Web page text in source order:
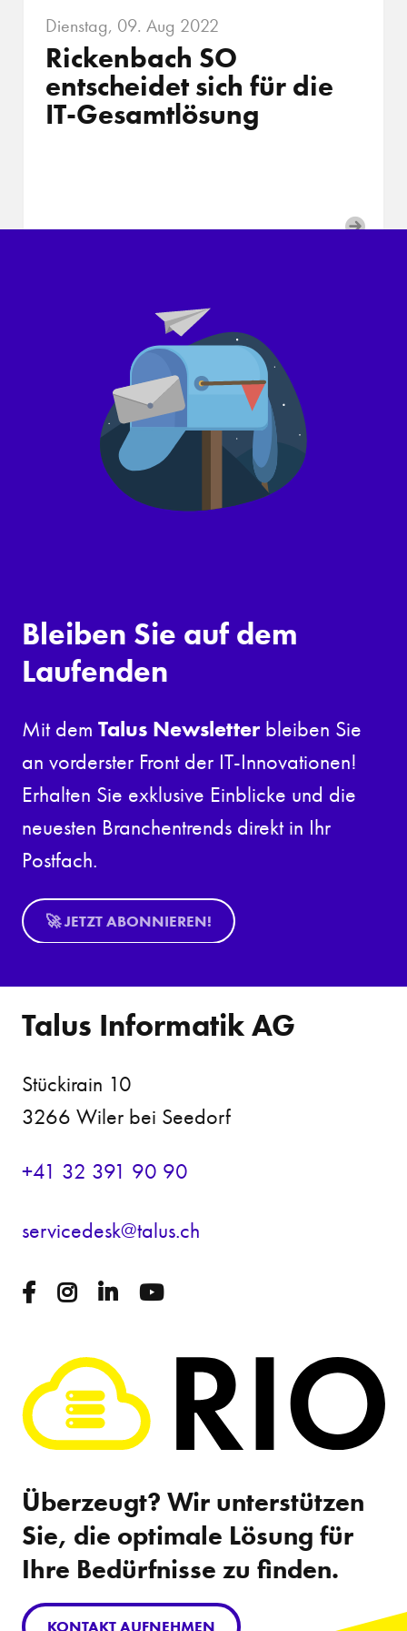
Dienstag, 09. Aug 2022
Rickenbach SO
entscheidet sich für die
IT-Gesamtlösung
Bleiben Sie auf dem
Laufenden
Mit dem Talus Newsletter bleiben Sie
an vorderster Front der IT-Innovationen!
Erhalten Sie exklusive Einblicke und die
neuesten Branchentrends direkt in Ihr
Postfach.
🚀 JETZT ABONNIEREN!
Talus Informatik AG
Stückirain 10
3266 Wiler bei Seedorf
+41 32 391 90 90
s rv c d sk t l s ch
Überzeugt? Wir unterstützen
Sie, die optimale Lösung für
Ihre Bedürfnisse zu finden.
KONTAKT AUFNEHMEN